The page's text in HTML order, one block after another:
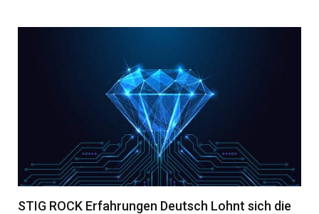
STIG ROCK Erfahrungen Deutsch Lohnt sich die